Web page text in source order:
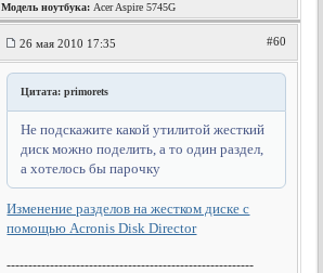
Модель ноутбука: Acer Aspire 5745G
26 мая 2010 17:35 #60
Цитата: primorets
Не подскажите какой утилитой жесткий
диск можно поделить, а то один раздел,
а хотелось бы парочку
Изменение разделов на жестком диске с
помощью Acronis Disk Director
---------------------------------------------------------